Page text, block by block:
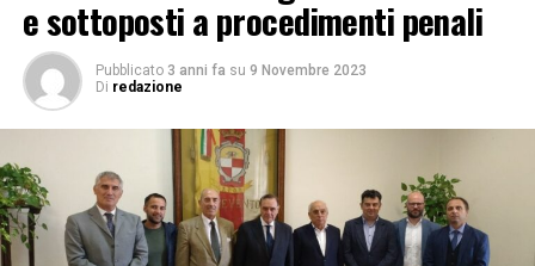
e sottoposti a procedimenti penali
Pubblicato 3 anni fa su 9 Novembre 2023
Di redazione